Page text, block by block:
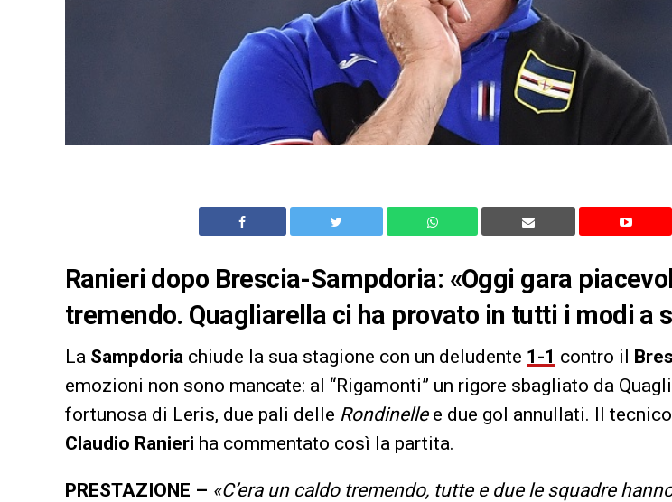
Ranieri dopo Brescia-Sampdoria: «Oggi gara
tremendo. Quagliarella ci ha provato in tutti i modi a
La Sampdoria chiude la sua stagione con un deludente 1-1 contro il
emozioni non sono mancate: al “Rigamonti” un rigore sbagliato da
fortunosa di Leris, due pali delle Rondinellee due gol annullati. Il
Claudio Ranieri ha commentato così la partita.
PRESTAZIONE – «C’era un caldo tremendo, tutte e due le squadre